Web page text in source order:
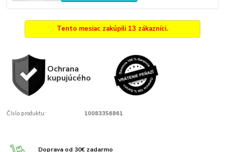
Tento mesiac zakúpili 13 zákazníci.
Ochrana
kupujúcého
Číslo produktu: 10083356861
Doprava od 30€ zadarmo